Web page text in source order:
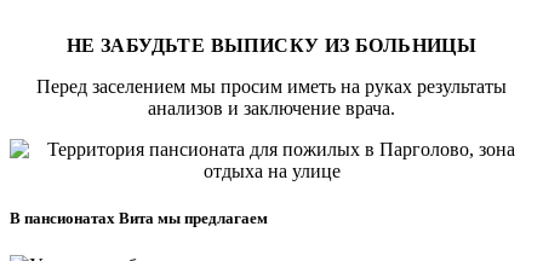
НЕ ЗАБУДЬТЕ ВЫПИСКУ ИЗ БОЛЬНИЦЫ
Перед заселением мы просим иметь на руках результаты
анализов и заключение врача.
В пансионатах Вита мы предлагаем